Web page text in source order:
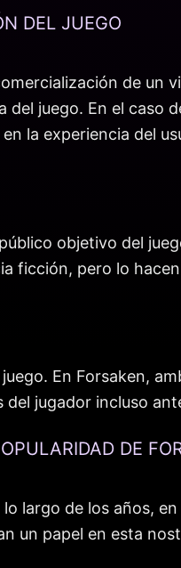
DEL JUEGO
de
del juego. En el
la experiencia del
objetivo del
ficción, pero lo
En Forsaken,
jugador incluso
DE
largo de los años,
un papel en esta